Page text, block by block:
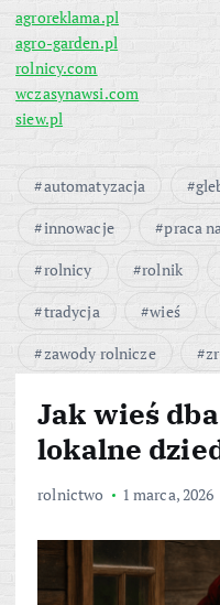
agroreklama.pl
agro-garden.pl
rolnicy.com
wczasynawsi.com
siew.pl
automatyzacja
innowacje
praca
rolnicy
rolnik
tradycja
wieś
zawody rolnicze
Jak wieś
lokalne
rolnictwo 1 marca, 2026